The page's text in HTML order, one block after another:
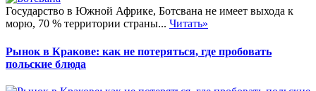
Государство в Южной Африке, Ботсвана не имеет выхода к
морю, 70 % территории страны... Читать»
Рынок в Кракове: как не потеряться, где пробовать
польские блюда